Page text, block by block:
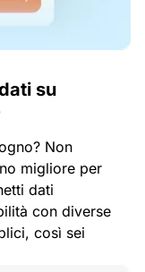
su
Non
migliore per
dati
con diverse
così sei